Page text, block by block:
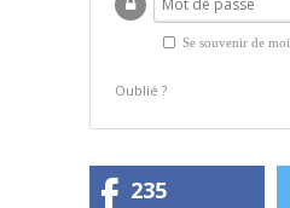
Se souvenir de moi
Oublié ?
235